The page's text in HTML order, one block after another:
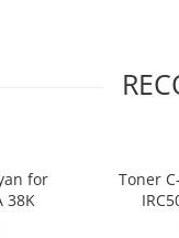
for
38K
Toner